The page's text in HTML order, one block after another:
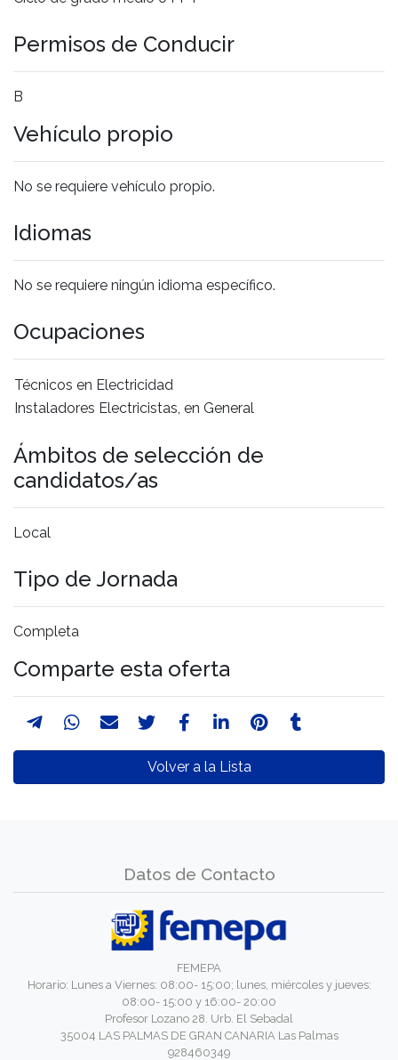
Permisos de Conducir
B
Vehículo propio
No se requiere vehículo propio.
Idiomas
No se requiere ningún idioma específico.
Ocupaciones
Técnicos en Electricidad
Instaladores Electricistas, en General
Ámbitos de selección de
candidatos/as
Local
Tipo de Jornada
Completa
Comparte esta oferta
Volver a la Lista
Datos de Contacto
FEMEPA
Horario: Lunes a Viernes: 08:00- 15:00; lunes, miércoles y jueves:
08:00- 15:00 y 16:00- 20:00
Profesor Lozano 28. Urb. El Sebadal
35004 LAS PALMAS DE GRAN CANARIA Las Palmas
928460349